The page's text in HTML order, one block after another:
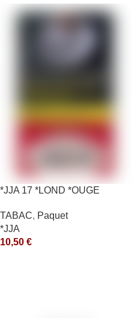
*JJA 17 *LOND *OUGE
TABAC, Paquet
*JJA
10,50 €